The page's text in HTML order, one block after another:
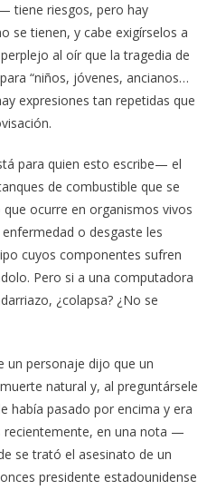
tiene riesgos, pero hay
se tienen, y cabe exigírselos a
al oír que la tragedia de
“niños, jóvenes, ancianos…
expresiones tan repetidas que
para quien esto escribe— el
de combustible que se
ocurre en organismos vivos
o desgaste les
cuyos componentes sufren
Pero si a una computadora
¿colapsa? ¿No se
un personaje dijo que un
natural y, al preguntársele
había pasado por encima y era
recientemente, en una nota —
se trató el asesinato de un
presidente estadounidense